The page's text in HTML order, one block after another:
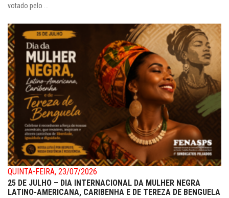
votado pelo ...
QUINTA-FEIRA, 23/07/2026
25 DE JULHO – DIA INTERNACIONAL DA MULHER NEGRA
LATINO-AMERICANA, CARIBENHA E DE TEREZA DE BENGUELA